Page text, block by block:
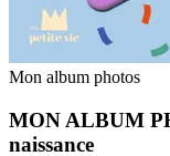
Mon album photos
MON ALBUM
naissance